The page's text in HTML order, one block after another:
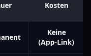
Kosten
Keine
(App-Link)